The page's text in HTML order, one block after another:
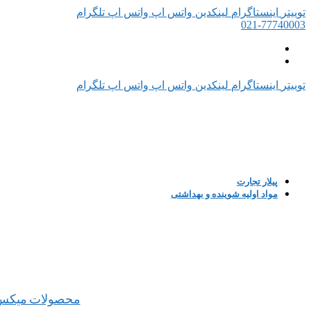
توییتر اینستاگرام لینکدین واتس اپ واتس اپ تلگرام
021-77740003
توییتر اینستاگرام لینکدین واتس اپ واتس اپ تلگرام
پیلار تجارت
مواد اولیه شوینده و بهداشتی
محصولات